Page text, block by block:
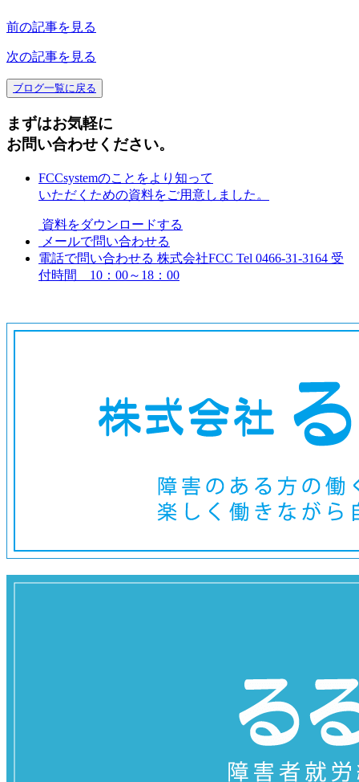
前の記事を見る
次の記事を見る
ブログ一覧に戻る
まずはお気軽に
お問い合わせください。
FCCsystemのことをより知って
いただくための資料をご用意しました。
資料をダウンロードする
メールで問い合わせる
電話で問い合わせる 株式会社FCC Tel 0466-31-3164 受
付時間 10：00～18：00